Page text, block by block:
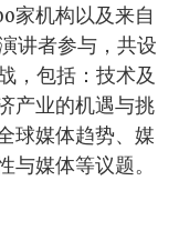
家机构以及来自
讲者参与，共设
，包括：技术及
产业的机遇与挑
球媒体趋势、媒
与媒体等议题。